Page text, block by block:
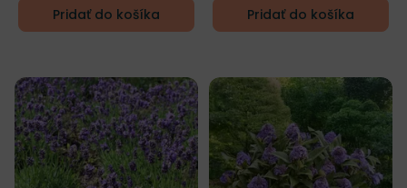
Pridať do košíka Pridať do košíka